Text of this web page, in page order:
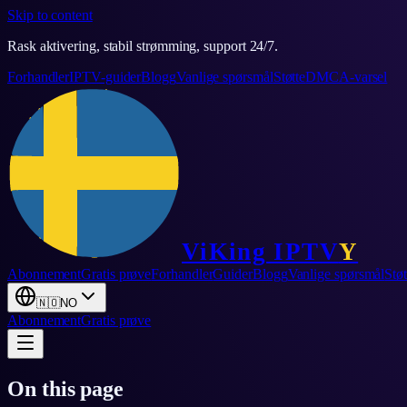
Skip to content
Rask aktivering, stabil strømming, support 24/7.
ForhandlerIPTV-guiderBloggVanlige spørsmålStøtteDMCA-varsel
ViKing IPTVY
AbonnementGratis prøveForhandlerGuiderBloggVanlige spørsmål
🇳🇴NO
AbonnementGratis prøve
On this page